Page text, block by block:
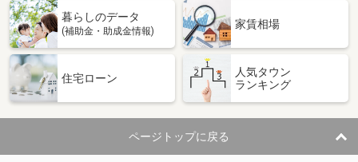
暮らしのデータ
(補助金・助成金情報)
家賃相場
住宅ローン
人気タウン
ランキング
ページトップに戻る